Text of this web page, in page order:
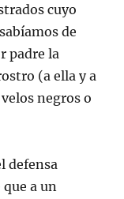
cuyo
de
padre la
(a ella y a
negros o
defensa
a un